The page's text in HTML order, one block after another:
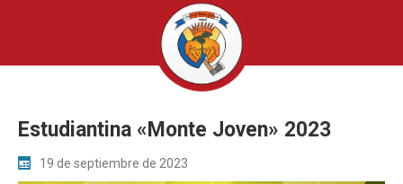
Estudiantina «Monte Joven» 2023
19 de septiembre de 2023